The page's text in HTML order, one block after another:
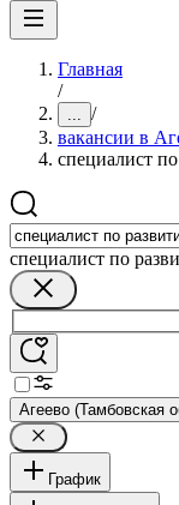
Главная
/
... /
вакансии в
специалист
специалист по
Агеево (Тамбовская
График